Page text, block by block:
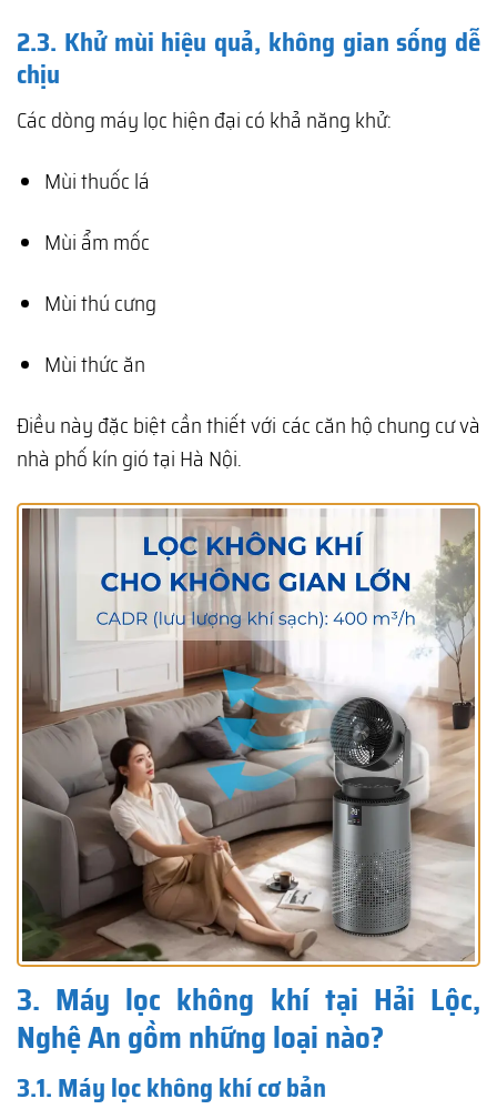
2.3. Khử mùi hiệu quả, không gian sống dễ
chịu
Các dòng máy lọc hiện đại có khả năng khử:
Mùi thuốc lá
Mùi ẩm mốc
Mùi thú cưng
Mùi thức ăn
Điều này đặc biệt cần thiết với các căn hộ chung cư và
nhà phố kín gió tại Hà Nội.
3. Máy lọc không khí tại Hải Lộc,
Nghệ An gồm những loại nào?
3.1. Máy lọc không khí cơ bản